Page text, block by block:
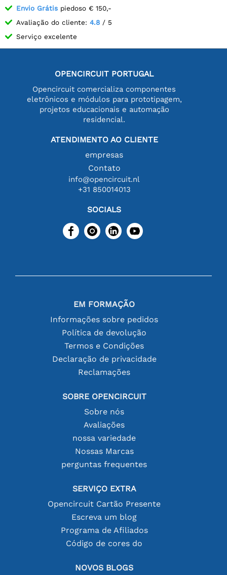
Envio Grátis piedoso € 150,-
Avaliação do cliente: 4.8 / 5
Serviço excelente
OPENCIRCUIT PORTUGAL
Opencircuit comercializa componentes
eletrônicos e módulos para prototipagem,
projetos educacionais e automação
residencial.
ATENDIMENTO AO CLIENTE
empresas
Contato
info@opencircuit.nl
+31 850014013
SOCIALS
EM FORMAÇÃO
Informações sobre pedidos
Política de devolução
Termos e Condições
Declaração de privacidade
Reclamações
SOBRE OPENCIRCUIT
Sobre nós
Avaliações
nossa variedade
Nossas Marcas
perguntas frequentes
SERVIÇO EXTRA
Opencircuit Cartão Presente
Escreva um blog
Programa de Afiliados
Código de cores do
NOVOS BLOGS